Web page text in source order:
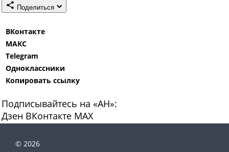
Поделиться
ВКонтакте
МАКС
Telegram
Одноклассники
Копировать ссылку
Подписывайтесь на «АН»:
Дзен ВКонтакте МАХ
© 2026